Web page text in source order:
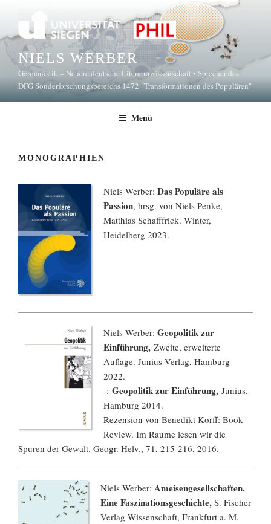
springen
NIELS WERBER
Germanistik – Neuere deutsche Literaturwissenschaft • Sprecher des
DFG Sonderforschungsbereichs 1472 "Transformationen des Populären"
Menü
MONOGRAPHIEN
Niels Werber: Das Populäre als
Passion, hrsg. von Niels Penke,
Matthias Schafffrick. Winter,
Heidelberg 2023.
Niels Werber: Geopolitik zur
Einführung, Zweite, erweiterte
Auflage. Junius Verlag, Hamburg
2022.
-: Geopolitik zur Einführung, Junius,
Hamburg 2014.
Rezension von Benedikt Korff: Book
Review. Im Raume lesen wir die
Spuren der Gewalt. Geogr. Helv., 71, 215-216, 2016.
Niels Werber: Ameisengesellschaften.
Eine Faszinationsgeschichte, S. Fischer
Verlag Wissenschaft, Frankfurt a. M.